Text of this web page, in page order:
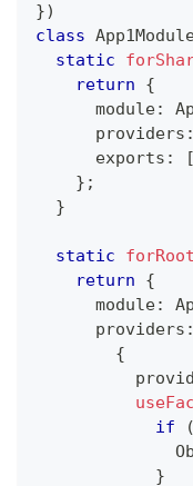
})
class
static
return
{
      module
:
      providers
:
      exports
: [
} ;
}
static forRoot
return
{
      module
:
      providers
:
{
if
(
}